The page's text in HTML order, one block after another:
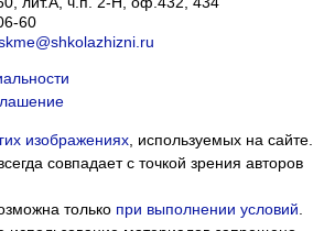
60
изображениях, используемых на сайте.
совпадает с точкой зрения авторов
только при выполнении условий